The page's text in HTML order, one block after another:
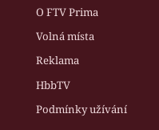
O FTV Prima
Volná místa
Reklama
HbbTV
Podmínky užívání